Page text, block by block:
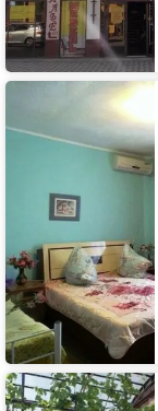
База
Водник
Гостевой
дом